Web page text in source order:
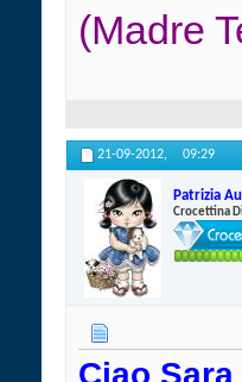
(Madre
21-09-2012, 09:29
Patrizia
Crocettina